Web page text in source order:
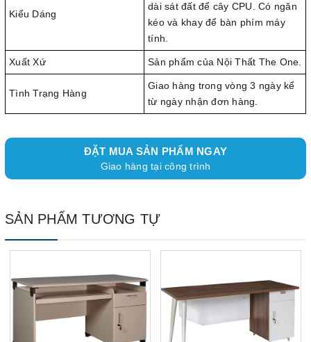
Kiểu Dáng
dài sát đất để cây CPU. Có ngăn
kéo và khay để bàn phím máy
tính.
Xuất Xứ Sản phẩm của Nội Thất The One.
Tình Trạng Hàng
Giao hàng trong vòng 3 ngày kể
từ ngày nhận đơn hàng.
ĐẶT MUA SẢN PHẨM NGAY
Giao hàng tại công trình
SẢN PHẨM TƯƠNG TỰ